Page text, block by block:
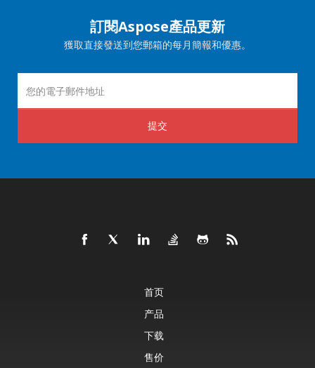
訂閱Aspose產品更新
獲取直接發送到您郵箱的每月簡報和優惠。
提交
首页
产品
下载
售价